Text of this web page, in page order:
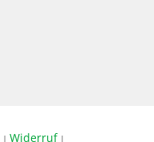
| Widerruf |